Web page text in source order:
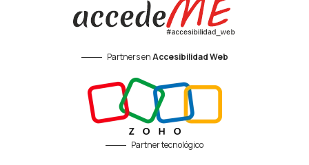
Partners enAccesibilidad Web
Partner tecnológico